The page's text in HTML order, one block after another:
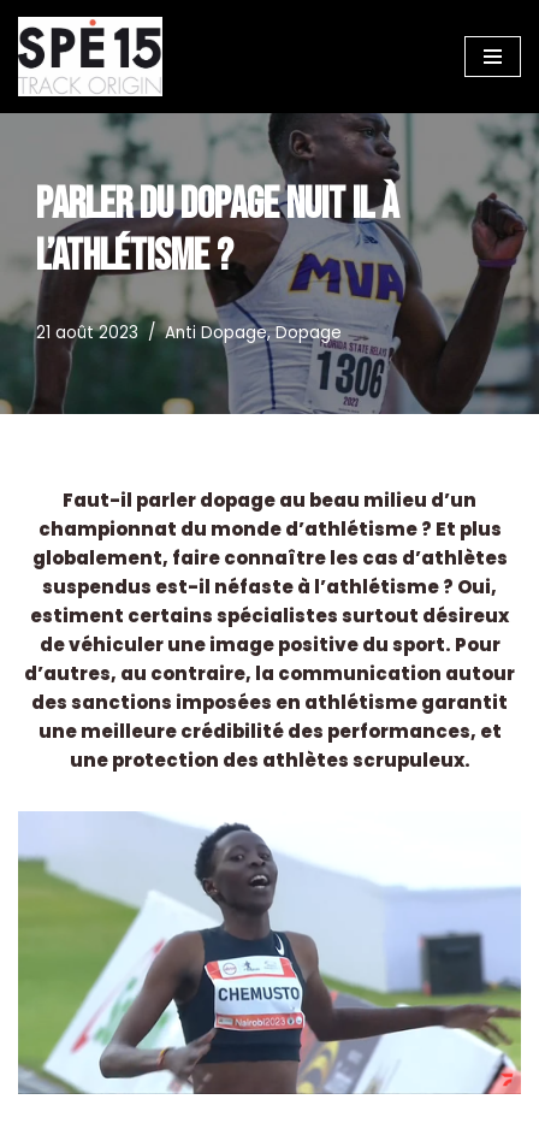
Aller
au
PARLER DU DOPAGE NUIT IL À
L’ATHLÉTISME ?
21 août 2023 Anti Dopage,Dopage
Faut-il parler dopage au beau milieu d’un
championnat du monde d’athlétisme ? Et plus
globalement, faire connaître les cas d’athlètes
suspendus est-il néfaste à l’athlétisme ? Oui,
estiment certains spécialistes surtout désireux
de véhiculer une image positive du sport. Pour
d’autres, au contraire, la communication autour
des sanctions imposées en athlétisme garantit
une meilleure crédibilité des performances, et
une protection des athlètes scrupuleux.